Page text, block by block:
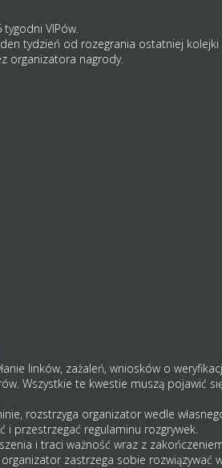
VIPów.
tydzień od rozegrania ostatniej
organizatora nagrody.
linków, zażaleń, wniosków o
Wszystkie te kwestie muszą pojawić
rozstrzyga organizator wedle
i przestrzegać regulaminu rozgrywek.
i traci ważność wraz z
zastrzega sobie rozwiązywać